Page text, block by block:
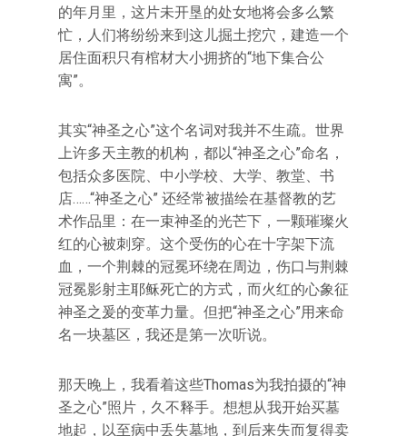
的年月里，这片未开垦的处女地将会多么繁
忙，人们将纷纷来到这儿掘土挖穴，建造一个
居住面积只有棺材大小拥挤的“地下集合公
寓”。
其实“神圣之心”这个名词对我并不生疏。世界
上许多天主教的机构，都以“神圣之心”命名，
包括众多医院、中小学校、大学、教堂、书
店……“神圣之心” 还经常被描绘在基督教的艺
术作品里：在一束神圣的光芒下，一颗璀璨火
红的心被刺穿。这个受伤的心在十字架下流
血，一个荆棘的冠冕环绕在周边，伤口与荆棘
冠冕影射主耶稣死亡的方式，而火红的心象征
神圣之爰的变革力量。但把“神圣之心”用来命
名一块墓区，我还是第一次听说。
那天晚上，我看着这些Thomas为我拍摄的“神
圣之心”照片，久不释手。想想从我开始买墓
地起，以至病中丢失墓地，到后来失而复得卖